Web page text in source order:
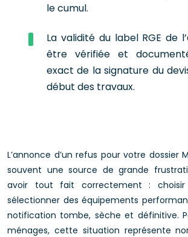
le cumul.
La validité du label RGE de
être vérifiée et
exact de la signature du
début des travaux.
L’annonce d’un refus pour votre dossier
souvent une source de grande
avoir tout fait correctement :
sélectionner des équipements
notification tombe, sèche et définitive.
ménages, cette situation représente